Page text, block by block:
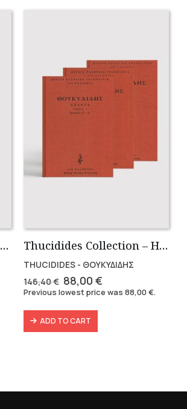
Nikomachean Ethics (3 volumes) Thucidides Collection – Hardbound Edition (4 volumes)
THUCIDIDES - ΘΟΥΚΥΔΙΔΗΣ
146,40€ Original
price
was:
146,40 €.
88,00€
price
Previous lowest price was88,00€.
ADD TO CART